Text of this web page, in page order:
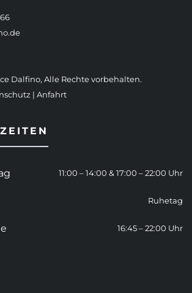
Dalfino, Alle Rechte vorbehalten.
| Anfahrt
11:00 – 14:00 & 17:00 – 22:00 Uhr
Ruhetag
16:45 – 22:00 Uhr